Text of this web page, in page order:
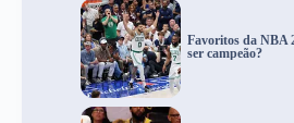
Favoritos da NBA
ser campeão?